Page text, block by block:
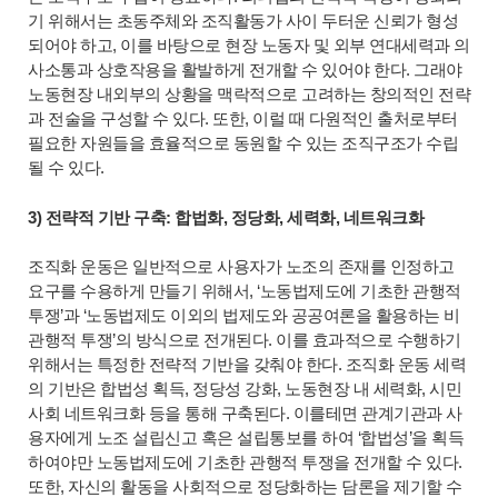
기 위해서는 초동주체와 조직활동가 사이 두터운 신뢰가 형성
되어야 하고, 이를 바탕으로 현장 노동자 및 외부 연대세력과 의
사소통과 상호작용을 활발하게 전개할 수 있어야 한다. 그래야
노동현장 내외부의 상황을 맥락적으로 고려하는 창의적인 전략
과 전술을 구성할 수 있다. 또한, 이럴 때 다원적인 출처로부터
필요한 자원들을 효율적으로 동원할 수 있는 조직구조가 수립
될 수 있다.
3) 전략적 기반 구축: 합법화, 정당화, 세력화, 네트워크화
조직화 운동은 일반적으로 사용자가 노조의 존재를 인정하고
요구를 수용하게 만들기 위해서, ‘노동법제도에 기초한 관행적
투쟁’과 ‘노동법제도 이외의 법제도와 공공여론을 활용하는 비
관행적 투쟁’의 방식으로 전개된다. 이를 효과적으로 수행하기
위해서는 특정한 전략적 기반을 갖춰야 한다. 조직화 운동 세력
의 기반은 합법성 획득, 정당성 강화, 노동현장 내 세력화, 시민
사회 네트워크화 등을 통해 구축된다. 이를테면 관계기관과 사
용자에게 노조 설립신고 혹은 설립통보를 하여 ‘합법성’을 획득
하여야만 노동법제도에 기초한 관행적 투쟁을 전개할 수 있다.
또한, 자신의 활동을 사회적으로 정당화하는 담론을 제기할 수